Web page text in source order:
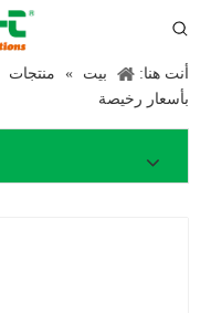
أنت هنا: بيت » منتجات
بأسعار رخيصة